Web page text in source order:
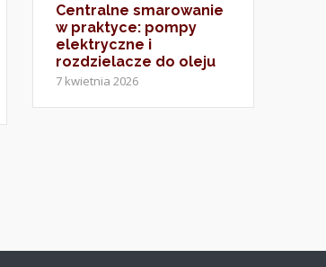
Centralne smarowanie
w praktyce: pompy
elektryczne i
rozdzielacze do oleju
7 kwietnia 2026